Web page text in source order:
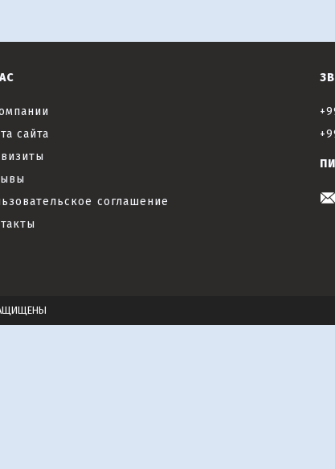
сайта
соглашение